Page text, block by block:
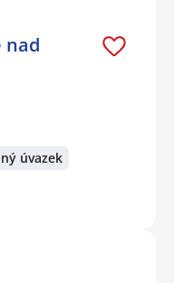
nad
úvazek